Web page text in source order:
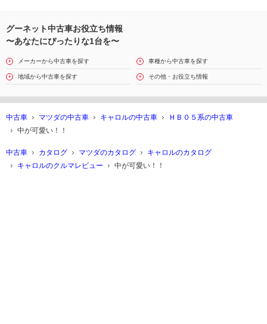
グーネット中古車お役立ち情報
〜あなたにぴったりな1台を〜
メーカーから中古車を探す 車種から中古車を探す
地域から中古車を探す その他・お役立ち情報
中古車 マツダの中古車 キャロルの中古車
ＨＢ０５系の中古車
中が可愛い！！
中古車 カタログ マツダのカタログ
キャロルのカタログ
キャロルのクルマレビュー
中が可愛い！！